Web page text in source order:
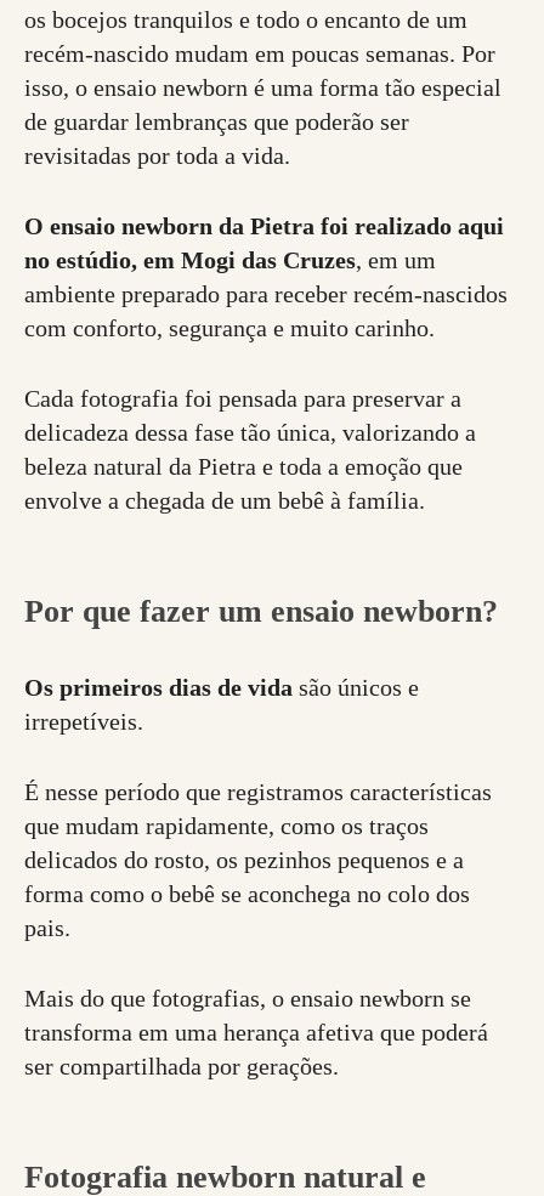
os bocejos tranquilos e todo o encanto de um
recém-nascido mudam em poucas semanas. Por
isso, o ensaio newborn é uma forma tão especial
de guardar lembranças que poderão ser
revisitadas por toda a vida.
O ensaio newborn da Pietra foi realizado aqui
no estúdio, em Mogi das Cruzes, em um
ambiente preparado para receber recém-nascidos
com conforto, segurança e muito carinho.
Cada fotografia foi pensada para preservar a
delicadeza dessa fase tão única, valorizando a
beleza natural da Pietra e toda a emoção que
envolve a chegada de um bebê à família.
Por que fazer um ensaio newborn?
Os primeiros dias de vida são únicos e
irrepetíveis.
É nesse período que registramos características
que mudam rapidamente, como os traços
delicados do rosto, os pezinhos pequenos e a
forma como o bebê se aconchega no colo dos
pais.
Mais do que fotografias, o ensaio newborn se
transforma em uma herança afetiva que poderá
ser compartilhada por gerações.
Fotografia newborn natural e